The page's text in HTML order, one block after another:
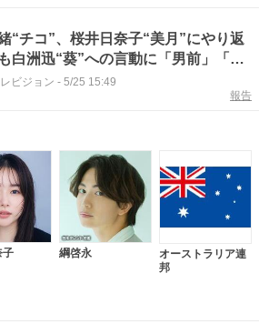
“チコ”、桜井日奈子“美月”にやり返
白洲迅“葵”への言動に「男前」「か
ぎ」の声＜余命3ヶ月のサレ夫＞
ビジョン - 5/25 15:49
報告
子 綱啓永
オーストラリア連
邦